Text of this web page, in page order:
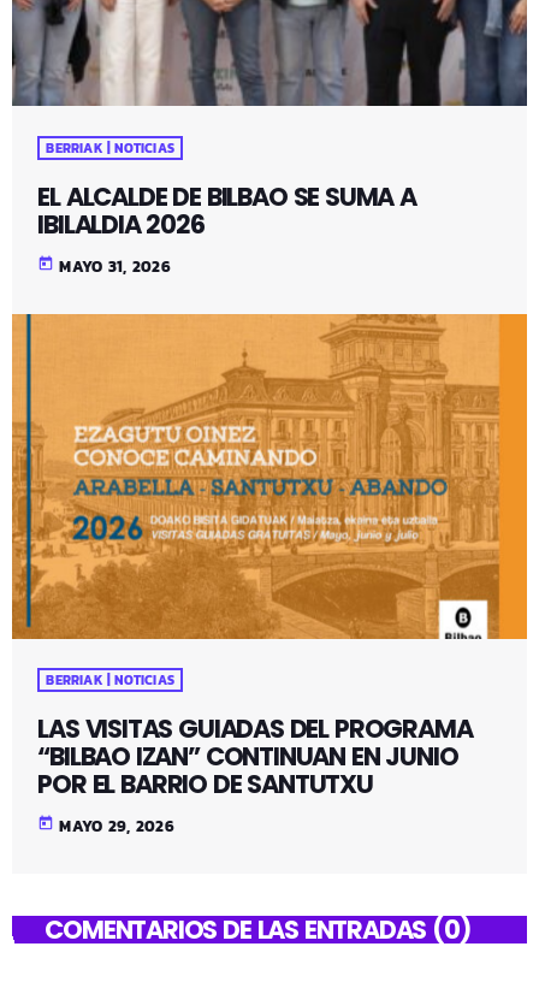
BERRIAK | NOTICIAS
EL ALCALDE DE BILBAO SE SUMA A
IBILALDIA 2026
today MAYO 31, 2026
BERRIAK | NOTICIAS
LAS VISITAS GUIADAS DEL PROGRAMA
“BILBAO IZAN” CONTINUAN EN JUNIO
POR EL BARRIO DE SANTUTXU
today MAYO 29, 2026
COMENTARIOS DE LAS ENTRADAS (0)